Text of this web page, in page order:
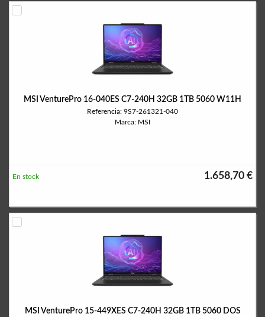
MSI VenturePro 16-040ES C7-240H 32GB 1TB 5060 W11H
Referencia: 9S7-261321-040
Marca: MSI
1.658,70 €
En stock
MSI VenturePro 15-449XES C7-240H 32GB 1TB 5060 DOS